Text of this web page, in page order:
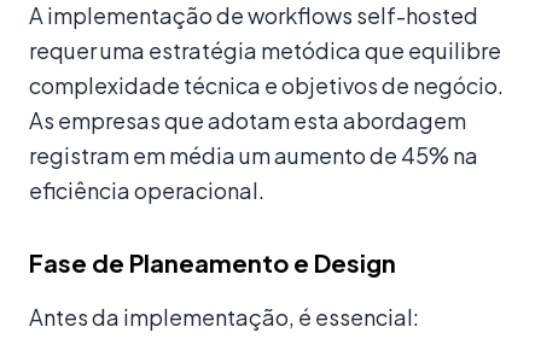
A implementação de workflows self-hosted
requer uma estratégia metódica que equilibre
complexidade técnica e objetivos de negócio.
As empresas que adotam esta abordagem
registram em média um aumento de 45% na
eficiência operacional.
Fase de Planeamento e Design
Antes da implementação, é essencial: